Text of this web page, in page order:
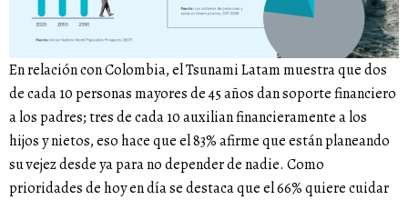
En relación con Colombia, el Tsunami Latam muestra que dos
de cada 10 personas mayores de 45 años dan soporte financiero
a los padres; tres de cada 10 auxilian financieramente a los
hijos y nietos, eso hace que el 83% afirme que están planeando
su vejez desde ya para no depender de nadie. Como
prioridades de hoy en día se destaca que el 66% quiere cuidar